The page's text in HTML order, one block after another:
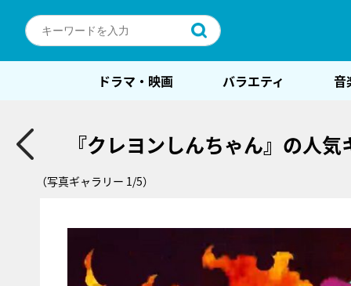
ドラマ・映画 バラエティ 音
『クレヨンしんちゃん』の人
（写真ギャラリー 1/5）